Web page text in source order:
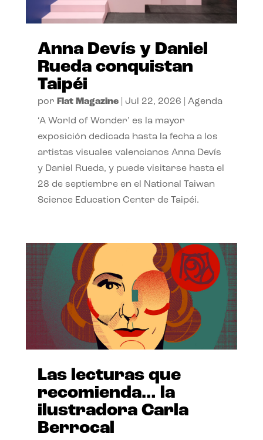
Anna Devís y Daniel
Rueda conquistan
Taipéi
por Flat Magazine| Jul 22, 2026 Agenda
‘A World of Wonder’ es la mayor
exposición dedicada hasta la fecha a los
artistas visuales valencianos Anna Devís
y Daniel Rueda, y puede visitarse hasta el
28 de septiembre en el National Taiwan
Science Education Center de Taipéi.
Las lecturas que
recomienda… la
ilustradora Carla
Berrocal